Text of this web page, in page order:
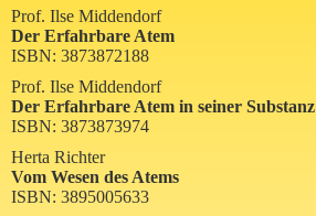
Prof. Ilse Middendorf
Der Erfahrbare Atem
ISBN: 3873872188
Prof. Ilse Middendorf
Der Erfahrbare Atem in seiner Substanz
ISBN: 3873873974
Herta Richter
Vom Wesen des Atems
ISBN: 3895005633